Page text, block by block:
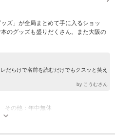
ズ」が全局まとめて手に入るショッ
のグッズも盛りだくさん。また大阪の
だらけで名前を読むだけでもクスッと笑え
by こうむさん
その他：年中無休